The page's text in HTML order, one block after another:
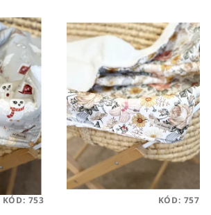
KÓD: 753 KÓD: 757